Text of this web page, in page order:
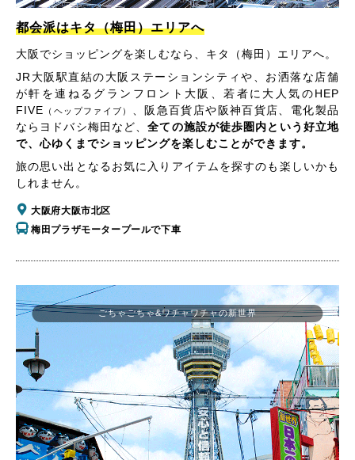
都会派はキタ（梅田）エリアへ
大阪でショッピングを楽しむなら、キタ（梅田）エリアへ。
JR大阪駅直結の大阪ステーションシティや、お洒落な店舗
が軒を連ねるグランフロント大阪、若者に大人気のHEP
FIVE （ヘップファイブ）
、阪急百貨店や阪神百貨店、電化製品
ならヨドバシ梅田など、全ての施設が徒歩圏内という好立地
で、心ゆくまでショッピングを楽しむことができます。
旅の思い出となるお気に入りアイテムを探すのも楽しいかも
しれません。
大阪府大阪市北区
梅田プラザモータープールで下車
ごちゃごちゃ&ワチャワチャの新世界